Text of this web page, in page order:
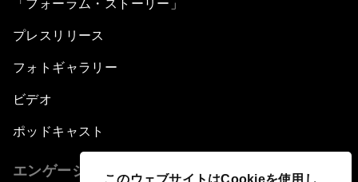
このウェブサイトはCookieを使用し
「フォーラム・ストーリー」
プレスリリース
フォトギャラリー
ビデオ
ポッドキャスト
エンゲージメント